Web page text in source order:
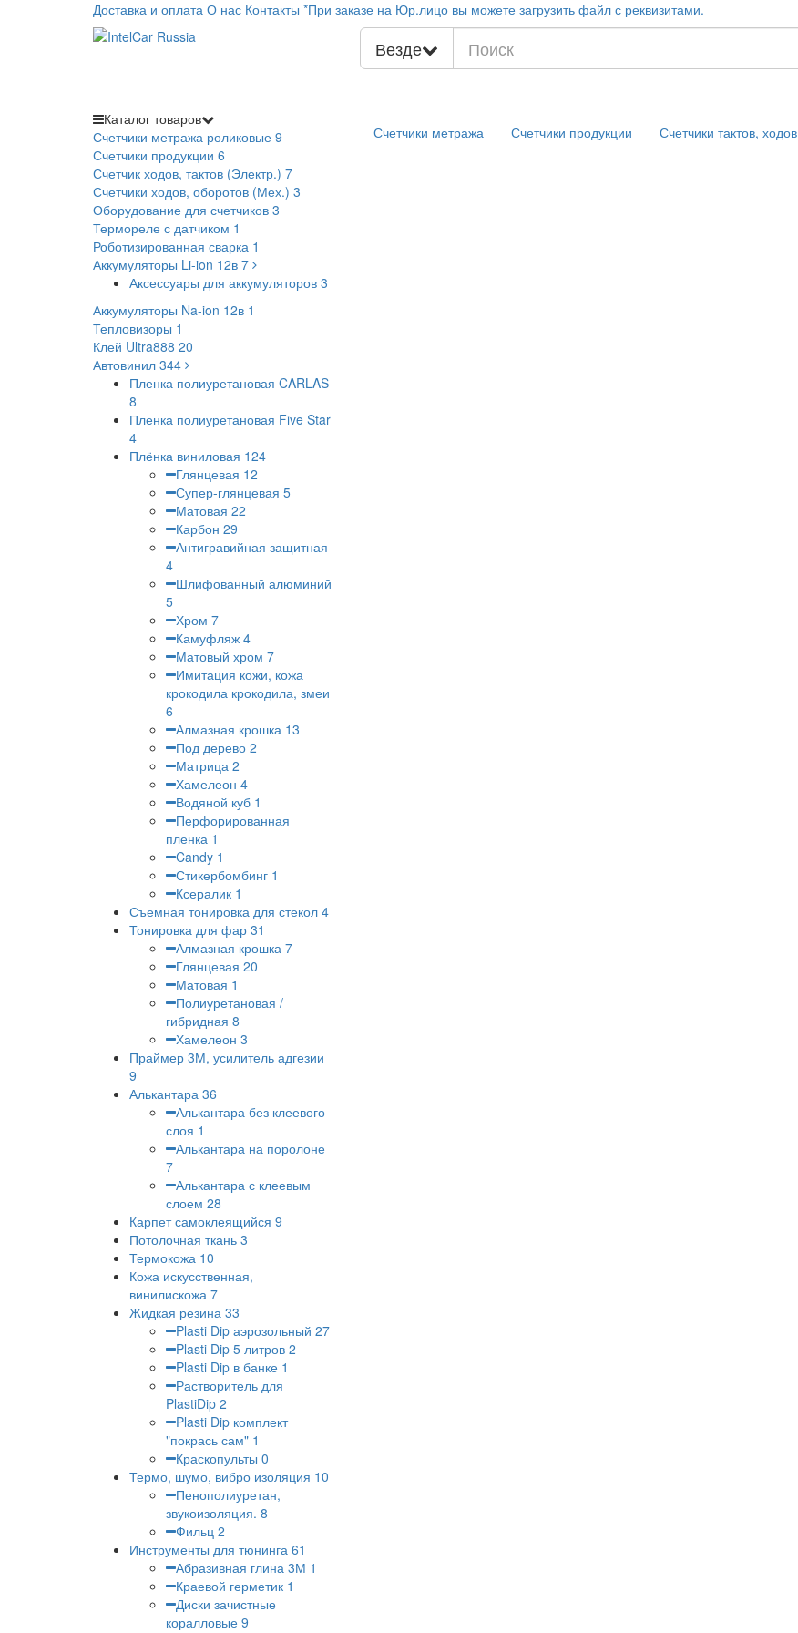
Доставка и оплата О нас Контакты *При заказе на Юр.лицо вы можете загрузить файл с реквизитами.
Везде
Каталог товаров
Счетчики метража роликовые 9
Счетчики продукции 6
Счетчик ходов, тактов (Электр.) 7
Счетчики ходов, оборотов (Мех.) 3
Оборудование для счетчиков 3
Термореле с датчиком 1
Роботизированная сварка 1
Аккумуляторы Li-ion 12в 7
Аксессуары для аккумуляторов 3
Аккумуляторы Na-ion 12в 1
Тепловизоры 1
Клей Ultra888 20
Автовинил 344
Пленка полиуретановая CARLAS
8
Пленка полиуретановая Five Star
4
Плёнка виниловая 124
Глянцевая 12
Супер-глянцевая 5
Матовая 22
Карбон 29
Антигравийная защитная
4
Шлифованный алюминий
5
Хром 7
Камуфляж 4
Матовый хром 7
Имитация кожи, кожа
крокодила крокодила, змеи
6
Алмазная крошка 13
Под дерево 2
Матрица 2
Хамелеон 4
Водяной куб 1
Перфорированная
пленка 1
Candy 1
Стикербомбинг 1
Ксералик 1
Съемная тонировка для стекол 4
Тонировка для фар 31
Алмазная крошка 7
Глянцевая 20
Матовая 1
Полиуретановая /
гибридная 8
Хамелеон 3
Праймер 3М, усилитель адгезии
9
Алькантара 36
Алькантара без клеевого
слоя 1
Алькантара на поролоне
7
Алькантара с клеевым
слоем 28
Карпет самоклеящийся 9
Потолочная ткань 3
Термокожа 10
Кожа искусственная,
винилискожа 7
Жидкая резина 33
Plasti Dip аэрозольный 27
Plasti Dip 5 литров 2
Plasti Dip в банке 1
Растворитель для
PlastiDip 2
Plasti Dip комплект
"покрась сам" 1
Краскопульты 0
Термо, шумо, вибро изоляция 10
Пенополиуретан,
звукоизоляция. 8
Фильц 2
Инструменты для тюнинга 61
Абразивная глина 3М 1
Краевой герметик 1
Диски зачистные
коралловые 9
Счетчики метража Счетчики продукции Счетчики тактов, ходов